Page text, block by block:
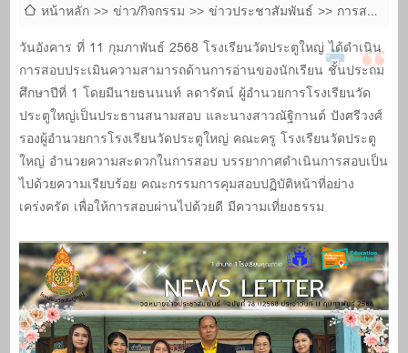
หน้าหลัก ข่าว/กิจกรรม ข่าวประชาสัมพันธ์
การสอบ
ที่ 1
วันอังคาร ที่ 11 กุมภาพันธ์ 2568 โรงเรียนวัดประตูใหญ่ ได้ดำเนิน
การสอบประเมินความสามารถด้านการอ่านของนักเรียน ชั้นประถม
ศึกษาปีที่ 1 โดยมีนายธนนนท์ ลดารัตน์ ผู้อำนวยการโรงเรียนวัด
ประตูใหญ่เป็นประธานสนามสอบ และนางสาวณัฐิกานต์ ปังศรีวงศ์
รองผู้อำนวยการโรงเรียนวัดประตูใหญ่ คณะครู โรงเรียนวัดประตู
ใหญ่ อำนวยความสะดวกในการสอบ บรรยากาศดำเนินการสอบเป็น
ไปด้วยความเรียบร้อย คณะกรรมการคุมสอบปฏิบัติหน้าที่อย่าง
เคร่งครัด เพื่อให้การสอบผ่านไปด้วยดี มีความเที่ยงธรรม